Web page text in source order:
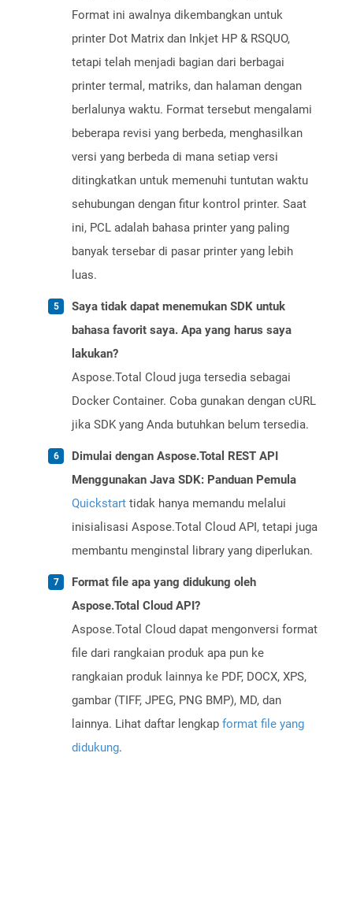
Format ini awalnya dikembangkan untuk
printer Dot Matrix dan Inkjet HP & RSQUO,
tetapi telah menjadi bagian dari berbagai
printer termal, matriks, dan halaman dengan
berlalunya waktu. Format tersebut mengalami
beberapa revisi yang berbeda, menghasilkan
versi yang berbeda di mana setiap versi
ditingkatkan untuk memenuhi tuntutan waktu
sehubungan dengan fitur kontrol printer. Saat
ini, PCL adalah bahasa printer yang paling
banyak tersebar di pasar printer yang lebih
luas.
Saya tidak dapat menemukan SDK untuk
bahasa favorit saya. Apa yang harus saya
lakukan?
Aspose.Total Cloud juga tersedia sebagai
Docker Container. Coba gunakan dengan cURL
jika SDK yang Anda butuhkan belum tersedia.
Dimulai dengan Aspose.Total REST API
Menggunakan Java SDK: Panduan Pemula
Quickstart tidak hanya memandu melalui
inisialisasi Aspose.Total Cloud API, tetapi juga
membantu menginstal library yang diperlukan.
Format file apa yang didukung oleh
Aspose.Total Cloud API?
Aspose.Total Cloud dapat mengonversi format
file dari rangkaian produk apa pun ke
rangkaian produk lainnya ke PDF, DOCX, XPS,
gambar (TIFF, JPEG, PNG BMP), MD, dan
lainnya. Lihat daftar lengkap format file yang
didukung.